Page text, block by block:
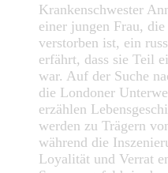
Krankenschwester
einer jungen Frau,
verstorben ist, ein
erfährt, dass sie Teil
war. Auf der Suche
die Londoner
erzählen
werden zu Trägern
während die
Loyalität und Verrat